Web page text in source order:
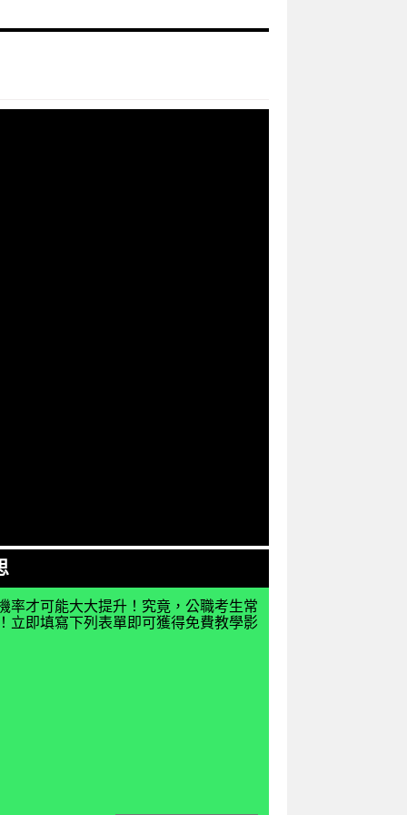
率才可能大大提升！究竟，公職考生常
立即填寫下列表單即可獲得免費教學影